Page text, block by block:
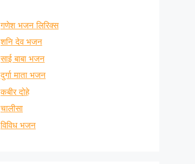
गणेश भजन लिरिक्स
शनि देव भजन
साई बाबा भजन
दुर्गा माता भजन
कबीर दोहे
चालीसा
विविध भजन